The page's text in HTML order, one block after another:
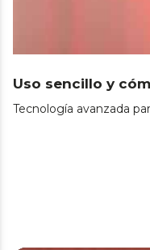
Uso sencillo y
Tecnología avanzada